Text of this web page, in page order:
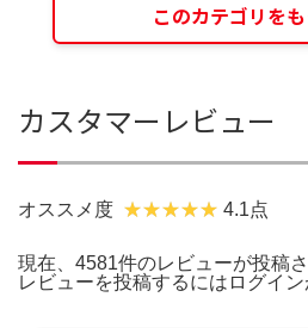
このカテゴリを
カスタマーレビュー
オススメ度 4.1点
現在、4581件のレビューが投稿さ
レビューを投稿するには ログイン